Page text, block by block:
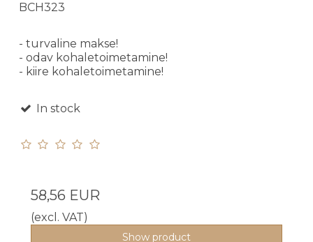
BCH323
- turvaline makse!
- odav kohaletoimetamine!
- kiire kohaletoimetamine!
In stock
58,56 EUR
(excl. VAT)
Show product